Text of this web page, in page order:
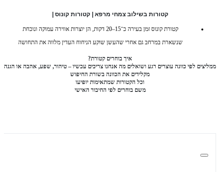
קטורות בשילוב צמחי מרפא | קטורות קונוס |
קטורת קונוס זמן בעירה כ־15–20 דקות, הן יוצרות אווירה עמוקה ונוכחת
שנשארת במרחב גם אחרי שהעשן שוקע הניחוח העדין מלווה את התחושה
איך בוחרים קטורת?
ממליצים לפי כוונה עוצרים רגע ושואלים מה אנחנו צריכים עכשיו – טיהור, שפע, אהבה או הגנה
מקלידים את הכוונה בשורת החיפוש
וכל הקטורות שמתאימות יופיעו
משם בוחרים לפי החיבור האישי